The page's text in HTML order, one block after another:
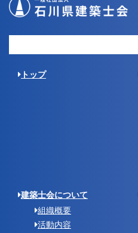
トップ
建築士会について
組織概要
活動内容